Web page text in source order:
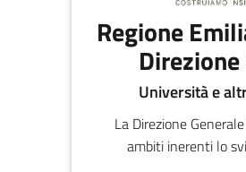
Regione
Università e
La Direzione
ambiti inerenti lo